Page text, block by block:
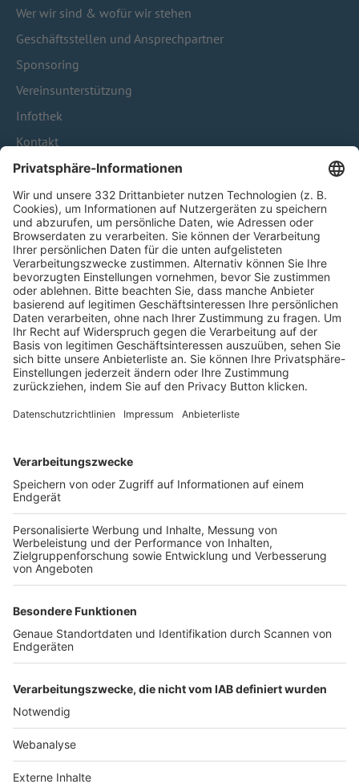
Wer wir sind & wofür wir stehen
Geschäftsstellen und Ansprechpartner
Sponsoring
Vereinsunterstützung
Infothek
Kontakt
HÄUFIG BESUCHTE SEITEN
Pässe und Vereinswechsel
Trainerausbildung
Schulungsangebot Vereinsmitarbeiter
BFV-Geschäftsstellen
Trainerbörse
Login SpielPlus
FOLGE DEM BFV
TOP-VEREINE
TOP-PARTNER
Nutzungsbedingungen Datenschutz Impressum